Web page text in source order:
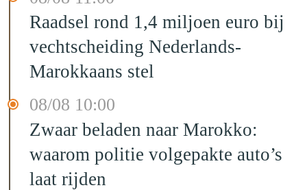
Raadsel rond 1,4 miljoen euro bij
vechtscheiding Nederlands-
Marokkaans stel
08/08 10:00
Zwaar beladen naar Marokko:
waarom politie volgepakte auto’s
laat rijden